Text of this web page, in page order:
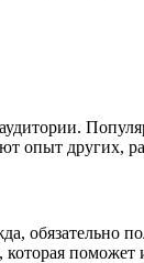
опыт других,
обязательно
которая